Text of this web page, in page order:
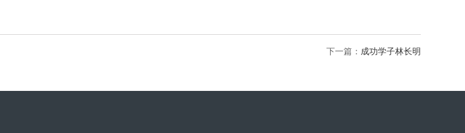
下一篇： 成功学子林长明